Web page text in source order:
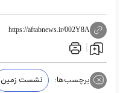
https://aftabnews.ir/002Y8A
برچسب‌ها: نشست زمین